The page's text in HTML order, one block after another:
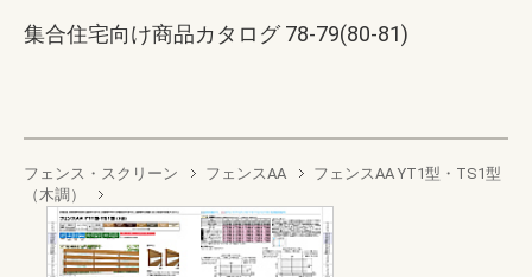
集合住宅向け商品カタログ 78-79(80-81)
フェンス・スクリーン フェンスAA
フェンスAA YT1型・TS1型
（木調）